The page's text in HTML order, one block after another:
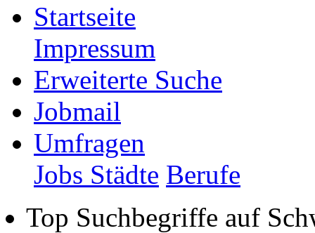
Startseite
Impressum
Erweiterte Suche
Jobmail
Umfragen
Jobs Städte Berufe
Top Suchbegriffe auf